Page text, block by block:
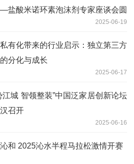
酸米诺环素泡沫剂专家座谈会圆
2025-06-19
有化带来的行业启示：独立第三方
分化与成长
2025-06-17
江城 智领整装”中国泛家居创新论坛
召开
2025-06-16
和 2025沁水半程马拉松激情开赛